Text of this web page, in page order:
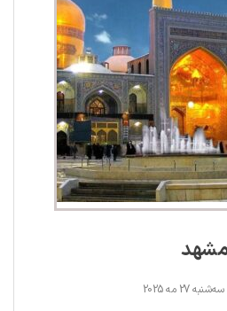
مشهد
27 مه 2025